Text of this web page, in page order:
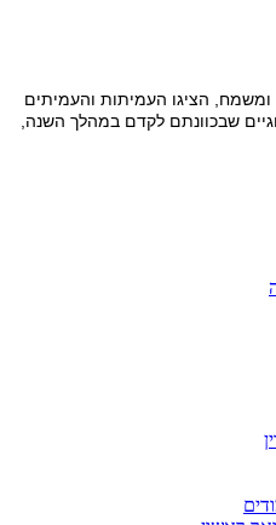
הציגו העמיתות והעמיתים
שבכוונתם לקדם במהלך השנה,